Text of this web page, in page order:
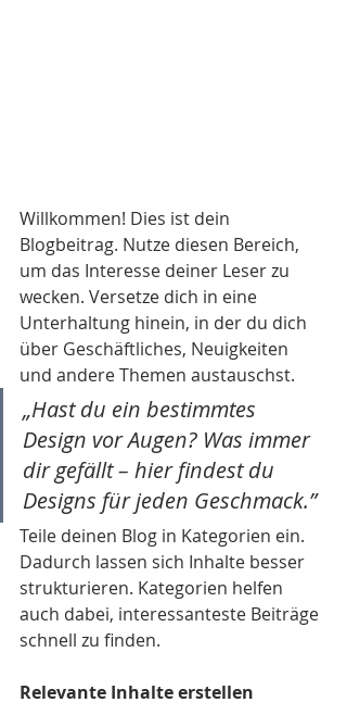
Willkommen! Dies ist dein
Blogbeitrag. Nutze diesen Bereich,
um das Interesse deiner Leser zu
wecken. Versetze dich in eine
Unterhaltung hinein, in der du dich
über Geschäftliches, Neuigkeiten
und andere Themen austauschst.
„Hast du ein bestimmtes
Design vor Augen? Was immer
dir gefällt – hier findest du
Designs für jeden Geschmack.”
Teile deinen Blog in Kategorien ein.
Dadurch lassen sich Inhalte besser
strukturieren. Kategorien helfen
auch dabei, interessanteste Beiträge
schnell zu finden.
Relevante Inhalte erstellen